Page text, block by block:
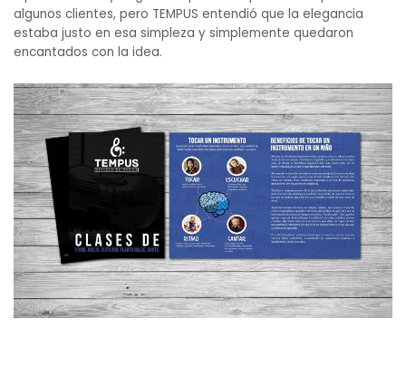
algunos clientes, pero TEMPUS entendió que la elegancia
estaba justo en esa simpleza y simplemente quedaron
encantados con la idea.